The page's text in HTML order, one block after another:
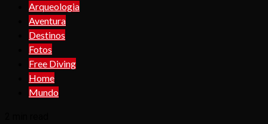
Arqueologia
Aventura
Destinos
Fotos
Free Diving
Home
Mundo